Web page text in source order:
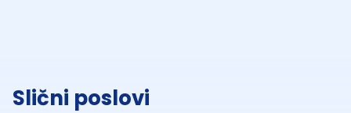
Slični poslovi